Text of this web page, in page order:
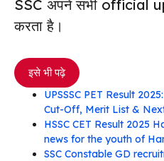
SSC अपने सभी official
करता है।
इसे भी पढ़े
UPSSSC PET Result
Cut-Off, Merit List &
HSSC CET Result 2025
news for the youth of
SSC Constable GD